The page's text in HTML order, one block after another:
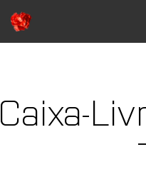
Caixa-